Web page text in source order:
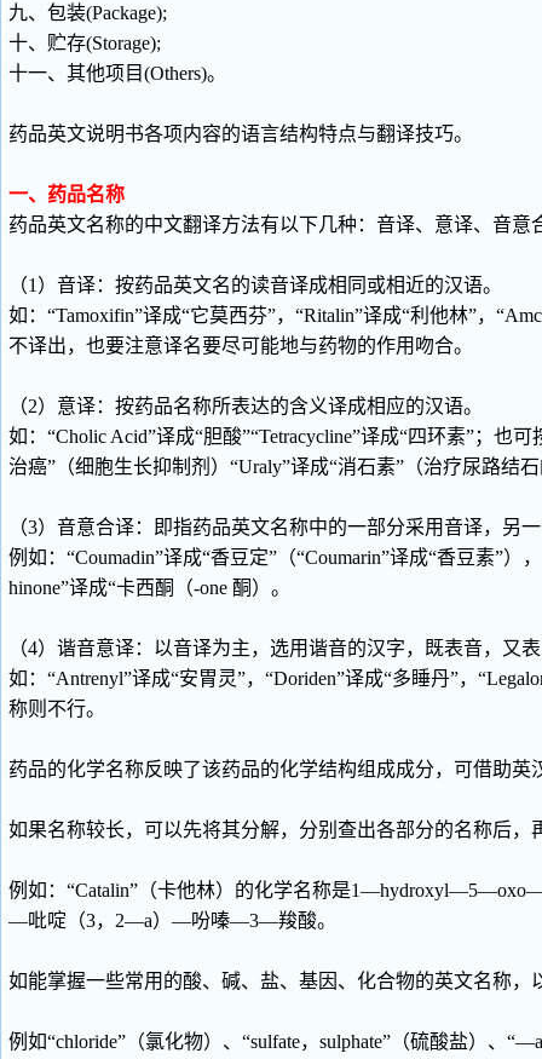
九、包装(Package);
十、贮存(Storage);
十一、其他项目(Others)。
药品英文说明书各项内容的语言结构特点与翻译技巧。
一、药品名称
药品英文名称的中文翻译方法有以下几种：音译、意译、音
（1）音译：按药品英文名的读音译成相同或相近的汉语。
如：“Tamoxifin”译成“它莫西芬”，“Ritalin”译成“利他林”，
不译出，也要注意译名要尽可能地与药物的作用吻合。
（2）意译：按药品名称所表达的含义译成相应的汉语。
如：“Cholic Acid”译成“胆酸”“Tetracycline”译成“四环素”；也
治癌”（细胞生长抑制剂）“Uraly”译成“消石素”（治疗尿路结
（3）音意合译：即指药品英文名称中的一部分采用音译，另
例如：“Coumadin”译成“香豆定”（“Coumarin”译成“香豆素”）
hinone”译成“卡西酮（-one 酮）。
（4）谐音意译：以音译为主，选用谐音的汉字，既表音，又
如：“Antrenyl”译成“安胃灵”，“Doriden”译成“多睡丹”，
称则不行。
药品的化学名称反映了该药品的化学结构组成成分，可借助英
如果名称较长，可以先将其分解，分别查出各部分的名称后，
例如：“Catalin”（卡他林）的化学名称是
—吡啶（3，2—a）—吩嗪—3—羧酸。
如能掌握一些常用的酸、碱、盐、基因、化合物的英文名称
例如“chloride”（氯化物）、“sulfate，sulphate”（硫酸盐）、